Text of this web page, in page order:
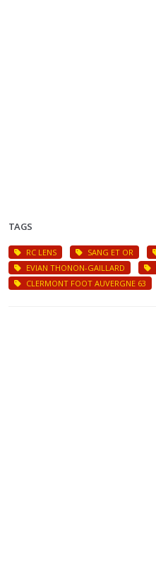
TAGS
RC LENS SANG ET OR
EVIAN THONON-GAILLARD
CLERMONT FOOT AUVERGNE 63